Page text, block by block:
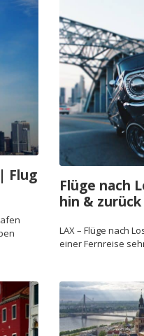
Flug
Flüge nach
hin & zurück
LAX – Flüge nach
einer Fernreise